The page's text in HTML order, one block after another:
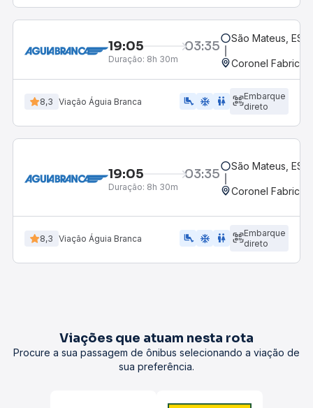
19:05 03:35
Duração: 8h 30m
São Mateus, ES
Coronel
8,3 Viação Águia Branca airline_seat_legroom_extra ac_unit WC
Embarque
direto
19:05 03:35
Duração: 8h 30m
São Mateus, ES
Coronel
8,3 Viação Águia Branca airline_seat_legroom_extra ac_unit wc
Embarque
direto
Viações que atuam nesta rota
Procure a sua passagem de ônibus selecionando a viação de
sua preferência.